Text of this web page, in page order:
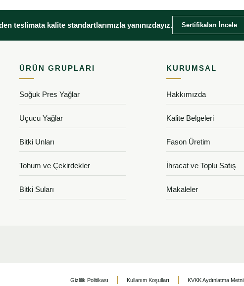
teslimata kalite standartlarımızla yanınızdayız. Sertifikaları İncele
ÜRÜN GRUPLARI
Soğuk Pres Yağlar
Uçucu Yağlar
Bitki Unları
Tohum ve Çekirdekler
Bitki Suları
KURUMSAL
Hakkımızda
Kalite Belgeleri
Fason Üretim
İhracat ve Toplu Satış
Makaleler
Gizlilik Politikası Kullanım Koşulları KVKK Aydınlatma Metni